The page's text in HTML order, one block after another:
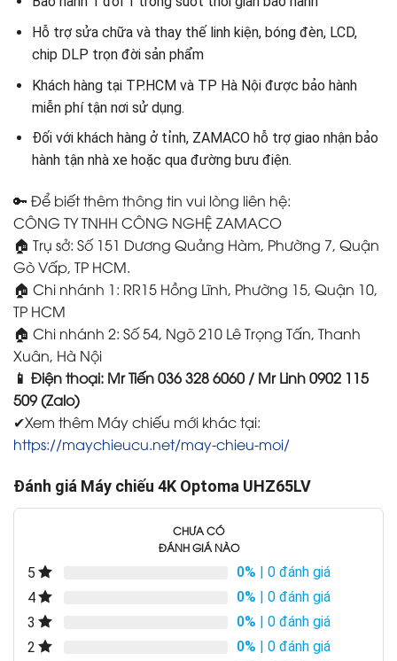
Hỗ trợ sửa chữa và thay thế linh kiện, bóng đèn, LCD,
chip DLP trọn đời sản phẩm
Khách hàng tại TP.HCM và TP Hà Nội được bảo hành
miễn phí tận nơi sử dụng.
Đối với khách hàng ở tỉnh, ZAMACO hỗ trợ giao nhận bảo
hành tận nhà xe hoặc qua đường bưu điện.
🔑 Để biết thêm thông tin vui lòng liên hệ:
CÔNG TY TNHH CÔNG NGHỆ ZAMACO
🏠 Trụ sở: Số 151 Dương Quảng Hàm, Phường 7, Quận
Gò Vấp, TP HCM.
🏠 Chi nhánh 1: RR15 Hồng Lĩnh, Phường 15, Quận 10,
TP HCM
🏠 Chi nhánh 2: Số 54, Ngõ 210 Lê Trọng Tấn, Thanh
Xuân, Hà Nội
📱 Điện thoại: Mr Tiến 036 328 6060 / Mr Linh 0902 115
509 (Zalo)
✔Xem thêm Máy chiếu mới khác tại:
https://maychieucu.net/may-chieu-moi/
Đánh giá Máy chiếu 4K Optoma UHZ65LV
CHƯA CÓ
ĐÁNH GIÁ NÀO
5 0% | 0 đánh giá
4
0% | 0 đánh giá
3
0% | 0 đánh giá
2
0% | 0 đánh giá